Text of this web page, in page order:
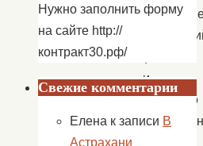
и
заведено
Нужно заполнить форму
на сайте http://
контракт30.рф/
Свежие комментарии
Елена к записи В
Астрахани